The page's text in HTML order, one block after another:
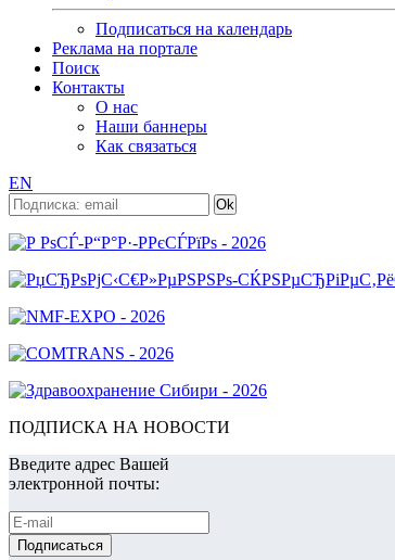
Подписаться на календарь
Реклама на портале
Поиск
Контакты
О нас
Наши баннеры
Как связаться
EN
ПОДПИСКА НА НОВОСТИ
Введите адрес Вашей
электронной почты: